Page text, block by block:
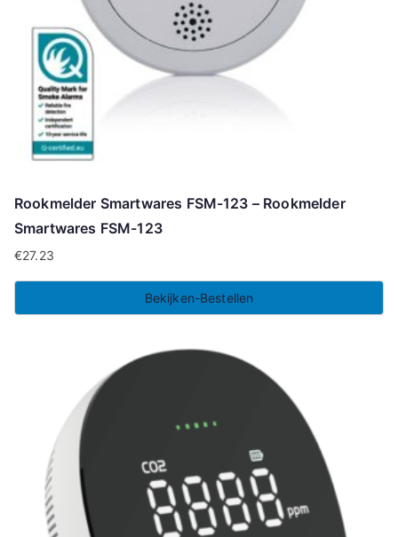
Rookmelder Smartwares FSM-123 – Rookmelder
Smartwares FSM-123
€27.23
Bekijken-Bestellen